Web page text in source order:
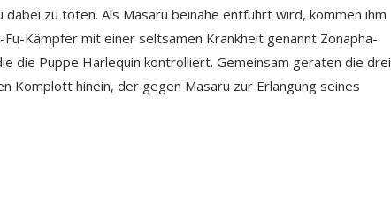
zu töten. Als Masaru beinahe entführt wird, kommen ihm
Kämpfer mit einer seltsamen Krankheit genannt Zonapha-
die Puppe Harlequin kontrolliert. Gemeinsam geraten die drei
Komplott hinein, der gegen Masaru zur Erlangung seines